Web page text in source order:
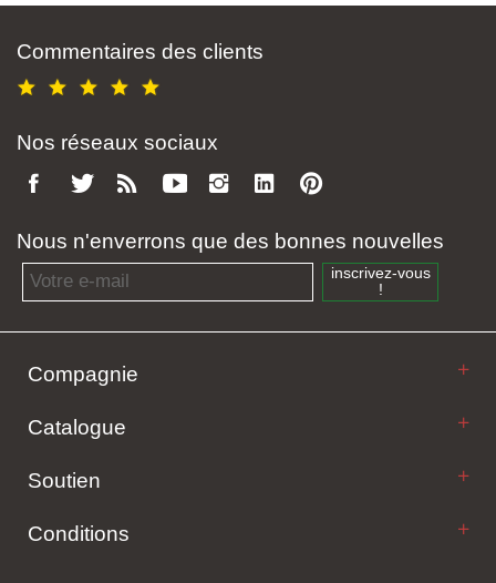
Commentaires des clients
Nos réseaux sociaux
Nous n'enverrons que des bonnes nouvelles
Email address
inscrivez-vous
!
Compagnie
Catalogue
Soutien
Conditions